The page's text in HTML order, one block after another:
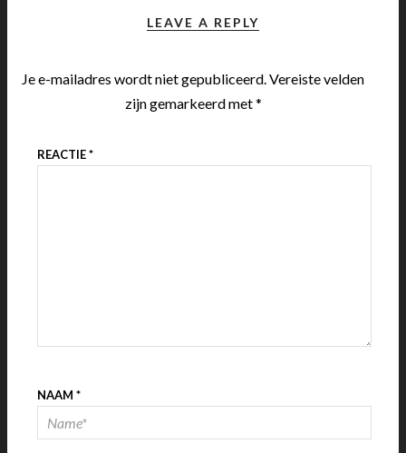
LEAVE A REPLY
Je e-mailadres wordt niet gepubliceerd.Vereiste velden
zijn gemarkeerd met*
REACTIE*
NAAM *